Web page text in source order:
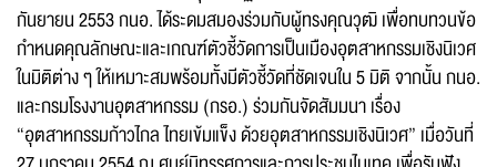
กันยายน 2553 กนอ. ได้ระดมสมองร่วมกับผู้ทรงคุณวุฒิ เพื่อทบทวนข้อ
กำหนดคุณลักษณะและเกณฑ์ตัวชี้วัดการเป็นเมืองอุตสาหกรรมเชิงนิเวศ
ในมิติต่าง ๆ ให้เหมาะสมพร้อมทั้งมีตัวชี้วัดที่ชัดเจนใน 5 มิติ จากนั้น กนอ.
และกรมโรงงานอุตสาหกรรม (กรอ.) ร่วมกันจัดสัมมนา เรื่อง
“อุตสาหกรรมก้าวไกล ไทยเข้มแข็ง ด้วยอุตสาหกรรมเชิงนิเวศ” เมื่อวันที่